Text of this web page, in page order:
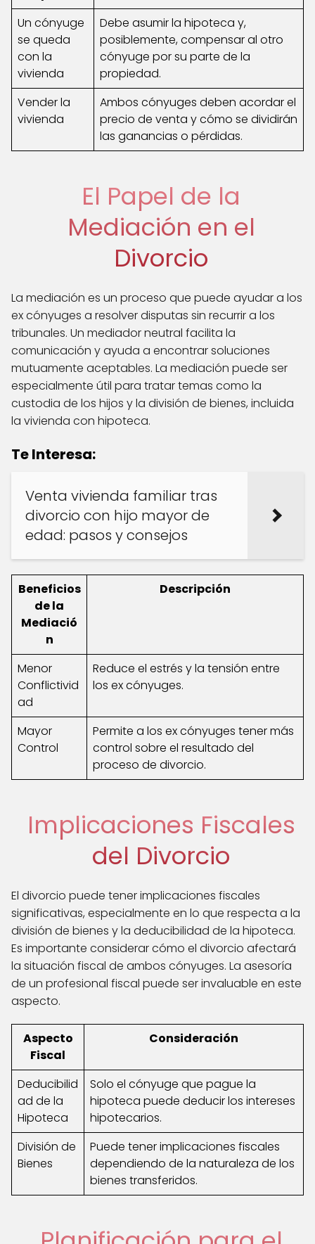
Un cónyuge
se queda
con la
vivienda
Debe asumir la hipoteca y,
posiblemente, compensar al otro
cónyuge por su parte de la
propiedad.
Vender la
vivienda
Ambos cónyuges deben acordar el
precio de venta y cómo se dividirán
las ganancias o pérdidas.
El Papel de la
Mediación en el
Divorcio
La mediación es un proceso que puede ayudar a los
ex cónyuges a resolver disputas sin recurrir a los
tribunales. Un mediador neutral facilita la
comunicación y ayuda a encontrar soluciones
mutuamente aceptables. La mediación puede ser
especialmente útil para tratar temas como la
custodia de los hijos y la división de bienes, incluida
la vivienda con hipoteca.
Te Interesa:
Venta vivienda familiar tras
divorcio con hijo mayor de
edad: pasos y consejos
Beneficios
de la
Mediació
n
Descripción
Menor
Conflictivid
ad
Reduce el estrés y la tensión entre
los ex cónyuges.
Mayor
Control
Permite a los ex cónyuges tener más
control sobre el resultado del
proceso de divorcio.
Implicaciones Fiscales
del Divorcio
El divorcio puede tener implicaciones fiscales
significativas, especialmente en lo que respecta a la
división de bienes y la deducibilidad de la hipoteca.
Es importante considerar cómo el divorcio afectará
la situación fiscal de ambos cónyuges. La asesoría
de un profesional fiscal puede ser invaluable en este
aspecto.
Aspecto
Fiscal
Consideración
Deducibilid
ad de la
Hipoteca
Solo el cónyuge que pague la
hipoteca puede deducir los intereses
hipotecarios.
División de
Bienes
Puede tener implicaciones fiscales
dependiendo de la naturaleza de los
bienes transferidos.